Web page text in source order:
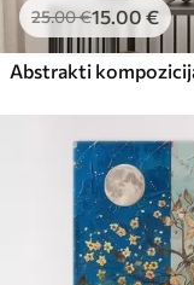
25.00€15.00 €
Abstrakti